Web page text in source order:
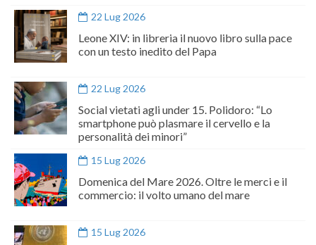
22 Lug 2026
Leone XIV: in libreria il nuovo libro sulla pace
con un testo inedito del Papa
22 Lug 2026
Social vietati agli under 15. Polidoro: “Lo
smartphone può plasmare il cervello e la
personalità dei minori”
15 Lug 2026
Domenica del Mare 2026. Oltre le merci e il
commercio: il volto umano del mare
15 Lug 2026